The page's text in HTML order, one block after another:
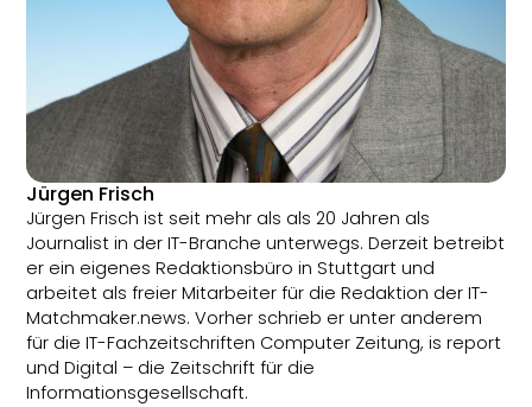
Jürgen Frisch
Jürgen Frisch ist seit mehr als als 20 Jahren als
Journalist in der IT-Branche unterwegs. Derzeit betreibt
er ein eigenes Redaktionsbüro in Stuttgart und
arbeitet als freier Mitarbeiter für die Redaktion der IT-
Matchmaker.news. Vorher schrieb er unter anderem
für die IT-Fachzeitschriften Computer Zeitung, is report
und Digital – die Zeitschrift für die
Informationsgesellschaft.